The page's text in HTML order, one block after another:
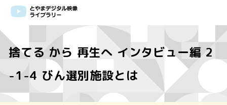
捨てる から 再生へ インタビュー編 2
-1-4 びん選別施設とは